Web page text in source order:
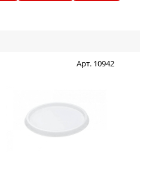
Арт. 10942